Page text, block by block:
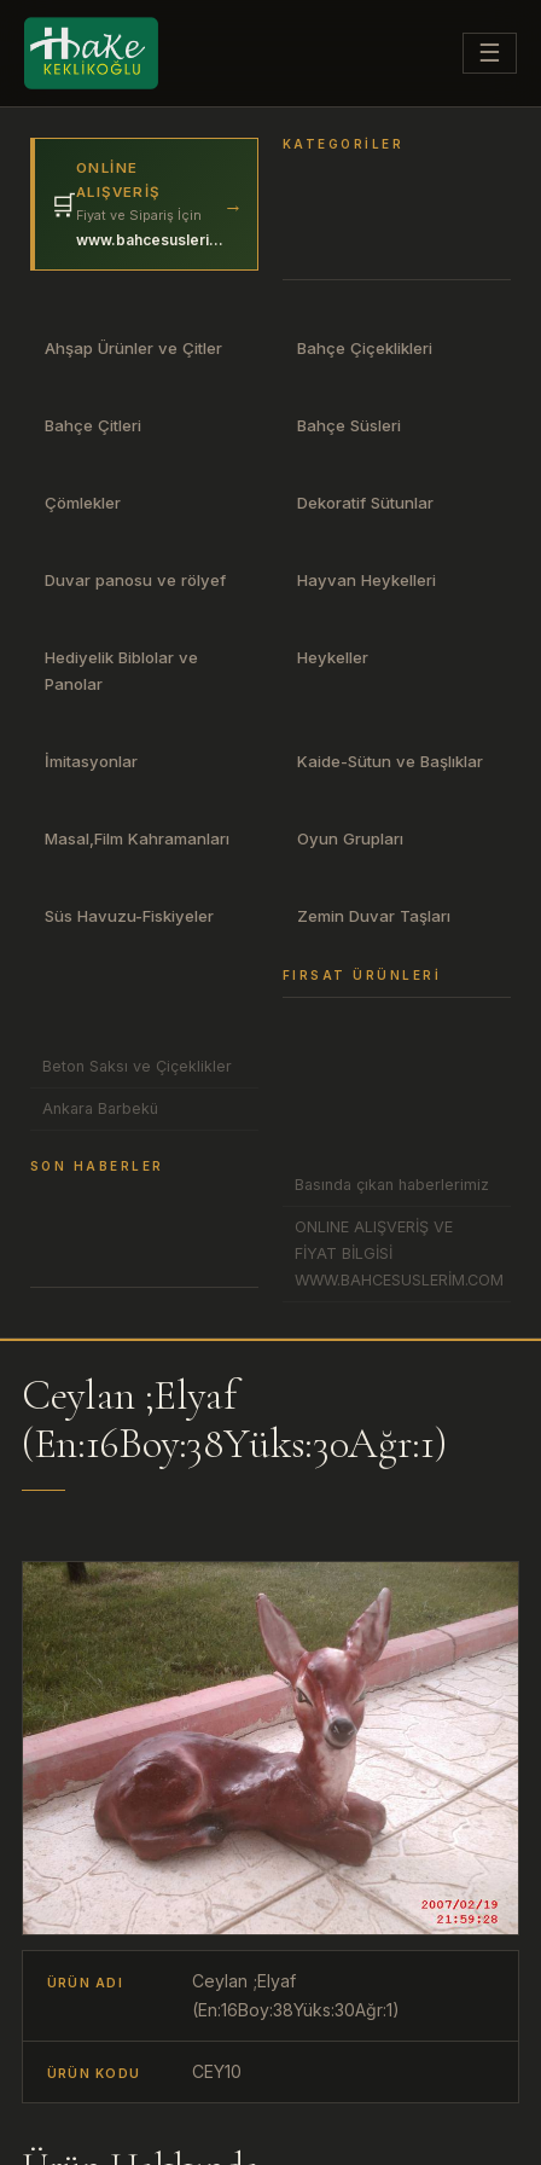
☰
🛒
ONLINE
ALIŞVERIŞ
Fiyat ve Sipariş İçin
www.bahcesuslerim.com
→
KATEGORILER
Ahşap Ürünler ve Çitler Bahçe Çiçeklikleri
Bahçe Çitleri Bahçe Süsleri
Çömlekler Dekoratif Sütunlar
Duvar panosu ve rölyef Hayvan Heykelleri
Hediyelik Biblolar ve
Panolar
Heykeller
İmitasyonlar Kaide-Sütun ve Başlıklar
Masal,Film Kahramanları Oyun Grupları
Süs Havuzu-Fiskiyeler Zemin Duvar Taşları
FIRSAT ÜRÜNLERI
Beton Saksı ve Çiçeklikler
Ankara Barbekü
SON HABERLER
Basında çıkan haberlerimiz
ONLINE ALIŞVERİŞ VE
FİYAT BİLGİSİ
WWW.BAHCESUSLERİM.COM
Ceylan ;Elyaf
(En:16Boy:38Yüks:30Ağr:1)
ÜRÜN ADI
Ceylan ;Elyaf
(En:16Boy:38Yüks:30Ağr:1)
ÜRÜN KODU CEY10